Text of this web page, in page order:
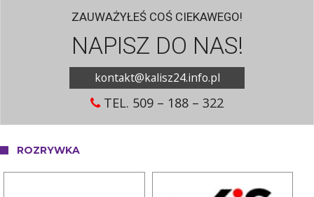
ZAUWAŻYŁEŚ COŚ CIEKAWEGO!
NAPISZ DO NAS!
kontakt@kalisz24.info.pl
TEL. 509 – 188 – 322
ROZRYWKA